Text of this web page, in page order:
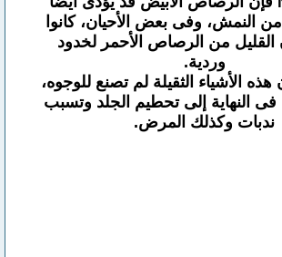
النمش، وفى بعض الأحيان، كانوا
من الرصاص الأحمر لخدود
وردية.
الأشياء الثقيلة لم تصنع للوجوه،
النهاية إلى تحطيم الجلد وتسبب
ندبات وكذلك المرض.